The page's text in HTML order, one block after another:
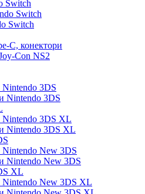
Switch
Switch
Switch
C, конектори
Con NS2
Nintendo 3DS
Nintendo 3DS
Nintendo 3DS XL
Nintendo 3DS XL
Nintendo New 3DS
Nintendo New 3DS
XL
Nintendo New 3DS XL